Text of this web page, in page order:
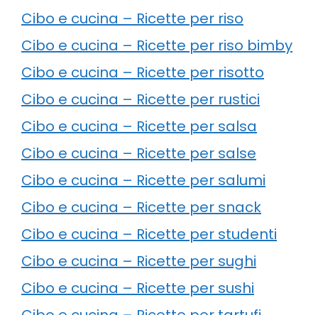
Cibo e cucina – Ricette per riso
Cibo e cucina – Ricette per riso bimby
Cibo e cucina – Ricette per risotto
Cibo e cucina – Ricette per rustici
Cibo e cucina – Ricette per salsa
Cibo e cucina – Ricette per salse
Cibo e cucina – Ricette per salumi
Cibo e cucina – Ricette per snack
Cibo e cucina – Ricette per studenti
Cibo e cucina – Ricette per sughi
Cibo e cucina – Ricette per sushi